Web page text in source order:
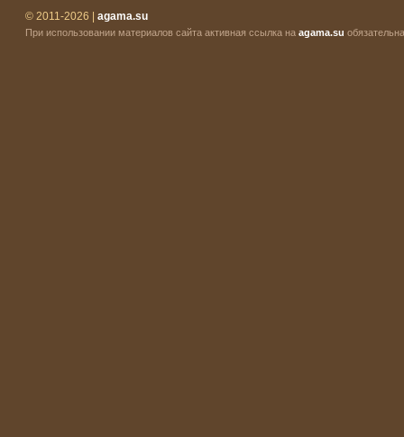
© 2011-2026 | agama.su
При использовании материалов сайта активная ссылка на agama.su